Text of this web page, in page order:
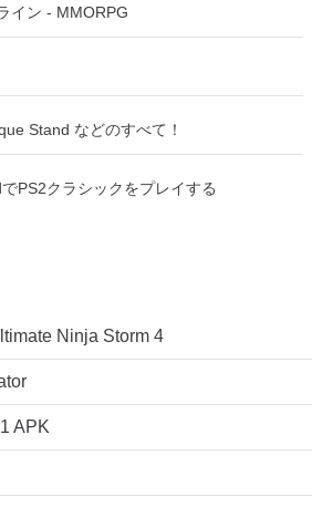
イン - MMORPG
Stand などのすべて！
PS2クラシックをプレイする
Ninja Storm 4
APK